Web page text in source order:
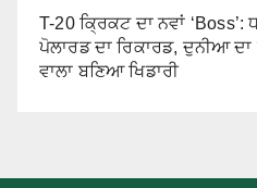
T-20 ਕ੍ਰਿਕਟ ਦਾ ਨਵਾਂ ‘Boss’:
ਪੋਲਾਰਡ ਦਾ ਰਿਕਾਰਡ, ਦੁਨੀਆ
ਵਾਲਾ ਬਣਿਆ ਖਿਡਾਰੀ